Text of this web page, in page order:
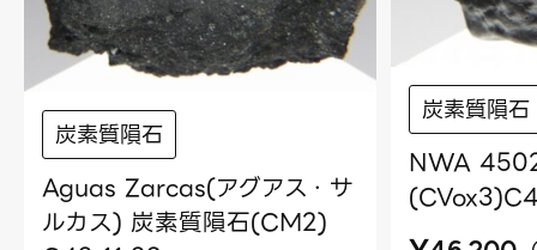
炭素質隕石
Aguas Zarcas(アグアス・サ
ルカス) 炭素質隕石(CM2)
炭素質隕石
NWA